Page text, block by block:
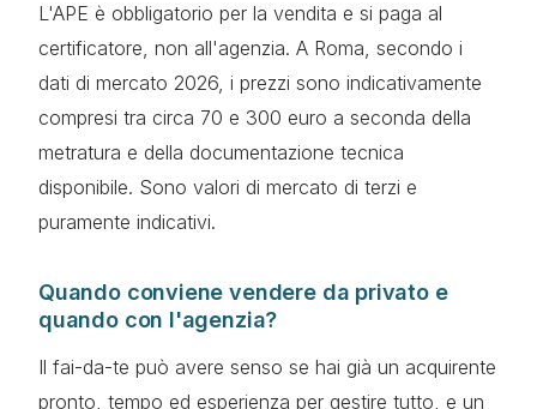
L'APE è obbligatorio per la vendita e si paga al
certificatore, non all'agenzia. A Roma, secondo i
dati di mercato 2026, i prezzi sono indicativamente
compresi tra circa 70 e 300 euro a seconda della
metratura e della documentazione tecnica
disponibile. Sono valori di mercato di terzi e
puramente indicativi.
Quando conviene vendere da privato e
quando con l'agenzia?
Il fai-da-te può avere senso se hai già un acquirente
pronto, tempo ed esperienza per gestire tutto, e un